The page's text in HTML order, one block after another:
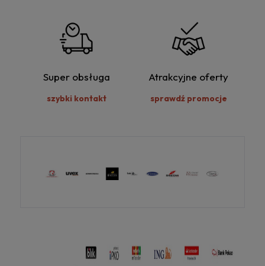
Super obsługa
szybki kontakt
Atrakcyjne oferty
sprawdź promocje